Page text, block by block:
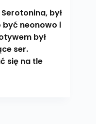
był
być neonowo i
był
ser.
się na tle